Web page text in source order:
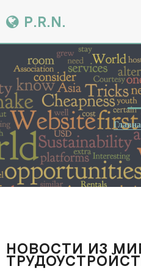
P.R.N.
НОВОСТИ ИЗ